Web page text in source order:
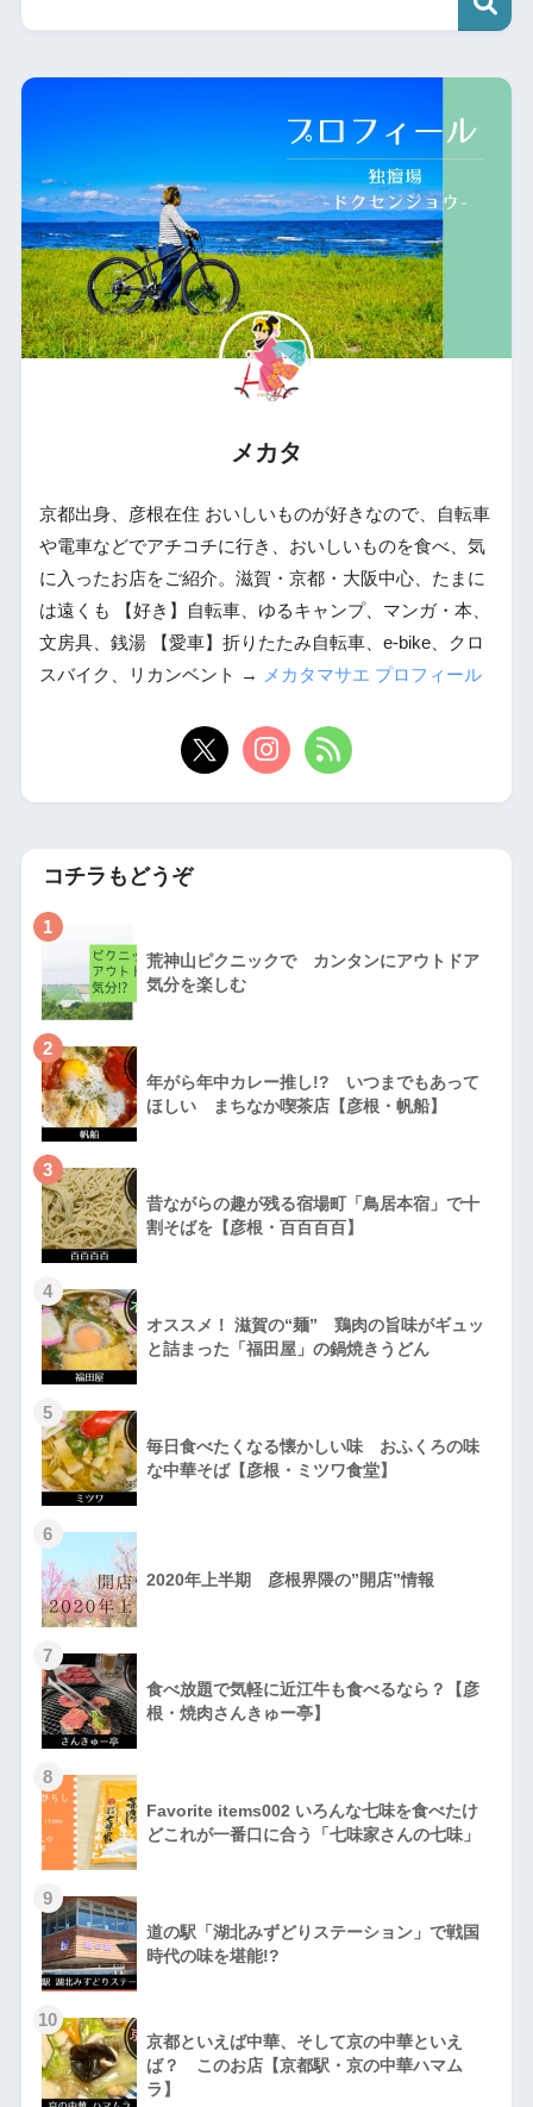
メカタ
京都出身、彦根在住 おいしいものが好きなので、自転車
や電車などでアチコチに行き、おいしいものを食べ、気
に入ったお店をご紹介。滋賀・京都・大阪中心、たまに
は遠くも 【好き】自転車、ゆるキャンプ、マンガ・本、
文房具、銭湯 【愛車】折りたたみ自転車、e-bike、クロ
スバイク、リカンベント →
メカタマサエ プロフィール
コチラもどうぞ
1
荒神山ピクニックで カンタンにアウトドア
気分を楽しむ
2
年がら年中カレー推し!? いつまでもあって
ほしい まちなか喫茶店【彦根・帆船】
3
昔ながらの趣が残る宿場町「鳥居本宿」で十
割そばを【彦根・百百百百】
4
オススメ！ 滋賀の“麺” 鶏肉の旨味がギュッ
と詰まった「福田屋」の鍋焼きうどん
5
毎日食べたくなる懐かしい味 おふくろの味
な中華そば【彦根・ミツワ食堂】
6
2020年上半期 彦根界隈の”開店”情報
7
食べ放題で気軽に近江牛も食べるなら？【彦
根・焼肉さんきゅー亭】
8
Favorite items002 いろんな七味を食べたけ
どこれが一番口に合う「七味家さんの七味」
9
道の駅「湖北みずどりステーション」で戦国
時代の味を堪能!?
10
京都といえば中華、そして京の中華といえ
ば？ このお店【京都駅・京の中華ハマム
ラ】